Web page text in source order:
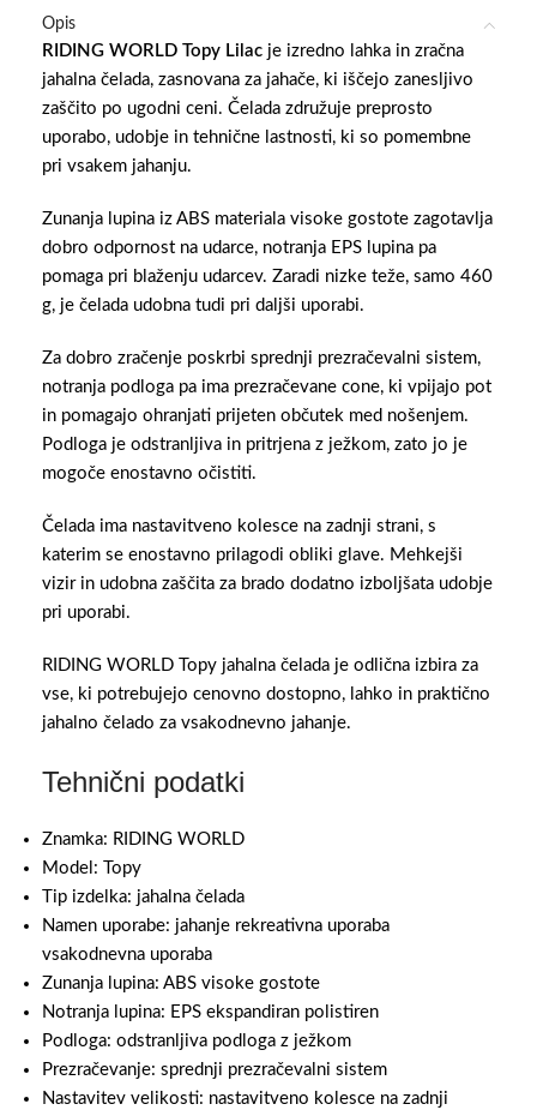
Opis
RIDING WORLD Topy Lilac je izredno lahka in zračna
jahalna čelada, zasnovana za jahače, ki iščejo zanesljivo
zaščito po ugodni ceni. Čelada združuje preprosto
uporabo, udobje in tehnične lastnosti, ki so pomembne
pri vsakem jahanju.
Zunanja lupina iz ABS materiala visoke gostote zagotavlja
dobro odpornost na udarce, notranja EPS lupina pa
pomaga pri blaženju udarcev. Zaradi nizke teže, samo 460
g, je čelada udobna tudi pri daljši uporabi.
Za dobro zračenje poskrbi sprednji prezračevalni sistem,
notranja podloga pa ima prezračevane cone, ki vpijajo pot
in pomagajo ohranjati prijeten občutek med nošenjem.
Podloga je odstranljiva in pritrjena z ježkom, zato jo je
mogoče enostavno očistiti.
Čelada ima nastavitveno kolesce na zadnji strani, s
katerim se enostavno prilagodi obliki glave. Mehkejši
vizir in udobna zaščita za brado dodatno izboljšata udobje
pri uporabi.
RIDING WORLD Topy jahalna čelada je odlična izbira za
vse, ki potrebujejo cenovno dostopno, lahko in praktično
jahalno čelado za vsakodnevno jahanje.
Tehnični podatki
Znamka: RIDING WORLD
Model: Topy
Tip izdelka: jahalna čelada
Namen uporabe: jahanje rekreativna uporaba
vsakodnevna uporaba
Zunanja lupina: ABS visoke gostote
Notranja lupina: EPS ekspandiran polistiren
Podloga: odstranljiva podloga z ježkom
Prezračevanje: sprednji prezračevalni sistem
Nastavitev velikosti: nastavitveno kolesce na zadnji